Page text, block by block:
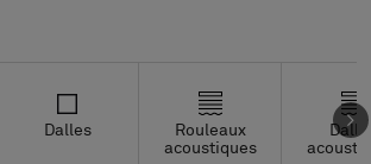
Dalles
Rouleaux
acoustiques